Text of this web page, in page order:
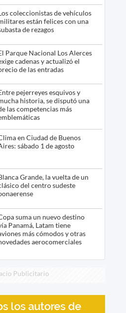
coleccionistas de vehículos
están felices con una
de rezagos
Parque Nacional Los Alerces
cadenas y actualizó el
de las entradas
pejerreyes esquivos y
historia, se disputó una
las competencias más
en Ciudad de Buenos
sábado 1 de agosto
Grande, la vuelta de un
del centro sudeste
suma un nuevo destino
Panamá, Latam tiene
más cómodos y otras
aerocomerciales
Publicitario
los autores de